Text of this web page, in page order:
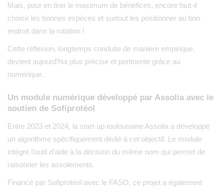
Mais, pour en tirer le maximum de bénéfices, encore faut-il
choisir les bonnes espèces et surtout les positionner au bon
endroit dans la rotation !
Cette réflexion, longtemps conduite de manière empirique,
devient aujourd’hui plus précise et pertinente grâce au
numérique.
Un module numérique développé par Assolia avec le
soutien de Sofiprotéol
Entre 2023 et 2024, la start-up toulousaine Assolia a développé
un algorithme spécifiquement dédié à cet objectif. Le module
intègre l’outil d’aide à la décision du même nom qui permet de
raisonner les assolements.
Financé par Sofiprotéol avec le FASO, ce projet a également